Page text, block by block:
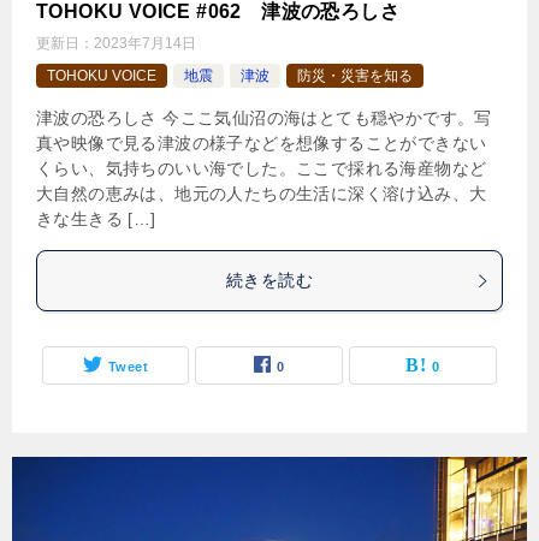
TOHOKU VOICE #062 津波の恐ろしさ
更新日： 2023年7月14日
TOHOKU VOICE
地震 津波 防災・災害を知る
津波の恐ろしさ 今ここ気仙沼の海はとても穏やかです。写
真や映像で見る津波の様子などを想像することができない
くらい、気持ちのいい海でした。ここで採れる海産物など
大自然の恵みは、地元の人たちの生活に深く溶け込み、大
きな生きる […]
続きを読む
Tweet 0 0